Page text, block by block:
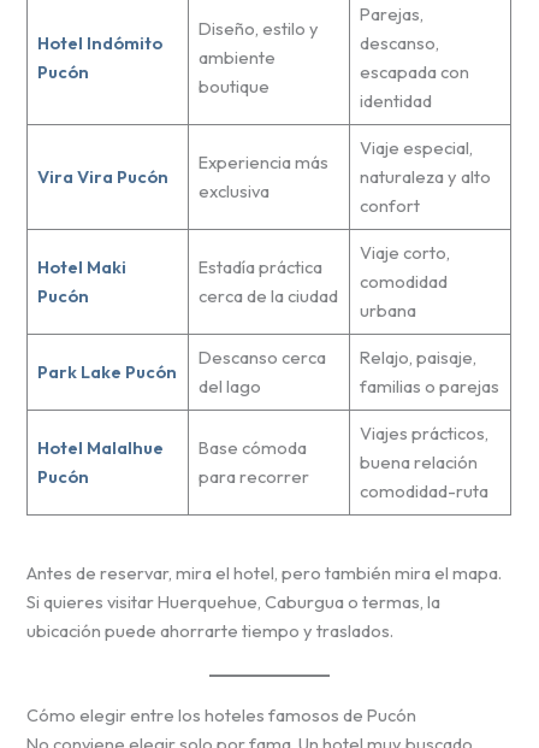
Hotel Indómito
Pucón
Diseño, estilo y
ambiente
boutique
Parejas,
descanso,
escapada con
identidad
Vira Vira Pucón
Experiencia más
exclusiva
Viaje especial,
naturaleza y alto
confort
Hotel Maki
Pucón
Estadía práctica
cerca de la ciudad
Viaje corto,
comodidad
urbana
Park Lake Pucón
Descanso cerca
del lago
Relajo, paisaje,
familias o parejas
Hotel Malalhue
Pucón
Base cómoda
para recorrer
Viajes prácticos,
buena relación
comodidad-ruta
Antes de reservar, mira el hotel, pero también mira el mapa.
Si quieres visitar Huerquehue, Caburgua o termas, la
ubicación puede ahorrarte tiempo y traslados.
Cómo elegir entre los hoteles famosos de Pucón
No conviene elegir solo por fama. Un hotel muy buscado